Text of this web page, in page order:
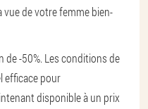
vue de votre femme bien-
de -50%. Les conditions de
efficace pour
disponible à un prix